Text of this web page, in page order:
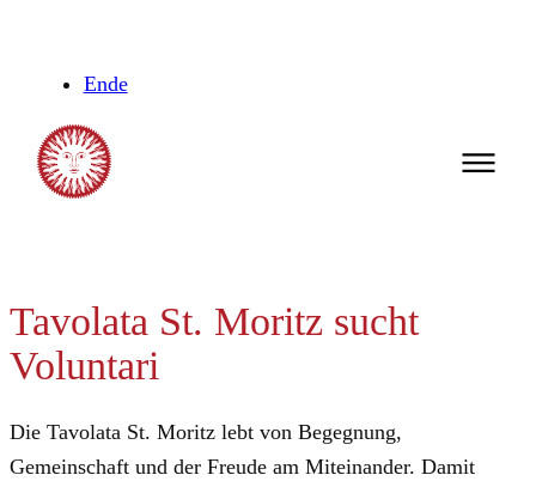
springen Ende
Tavolata St. Moritz sucht
Voluntari
Die Tavolata St. Moritz lebt von Begegnung,
Gemeinschaft und der Freude am Miteinander. Damit